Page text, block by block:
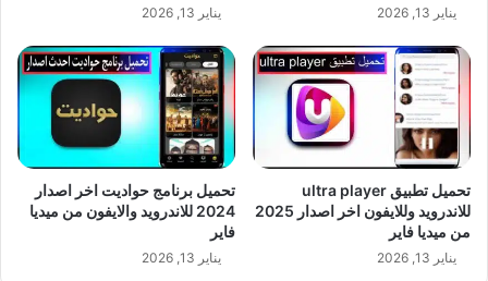
يناير 13, 2026 يناير 13, 2026
تحميل تطبيق ultra player
للاندرويد وللايفون اخر اصدار 2025
من ميديا فاير
يناير 13, 2026
تحميل برنامج حواديت اخر اصدار
2024 للاندرويد والايفون من ميديا
فاير
يناير 13, 2026